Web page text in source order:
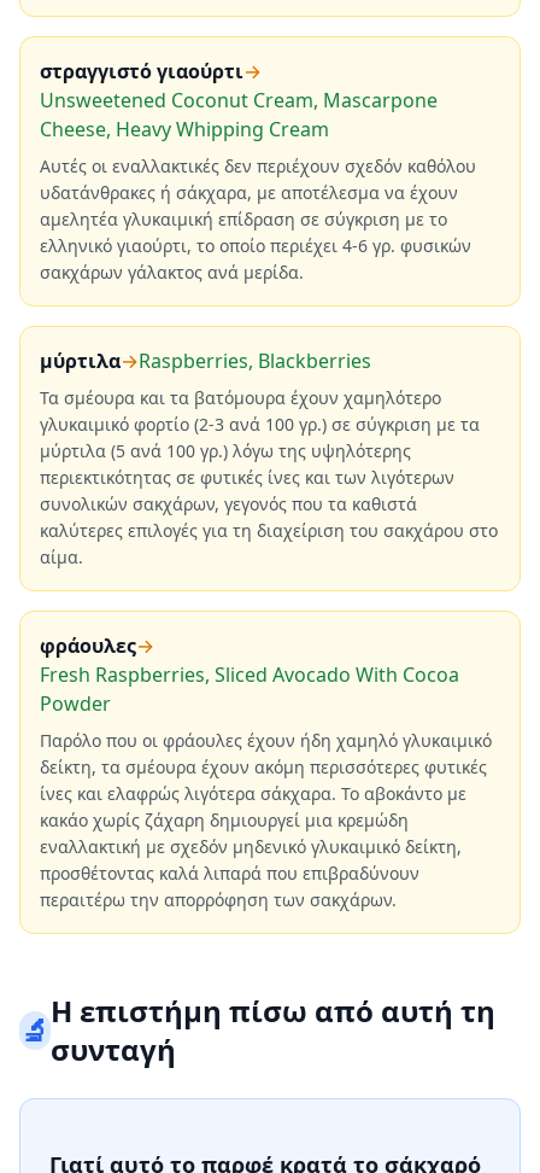
στραγγιστό γιαούρτι→
Unsweetened Coconut Cream, Mascarpone
Cheese, Heavy Whipping Cream
Αυτές οι εναλλακτικές δεν περιέχουν σχεδόν καθόλου
υδατάνθρακες ή σάκχαρα, με αποτέλεσμα να έχουν
αμελητέα γλυκαιμική επίδραση σε σύγκριση με το
ελληνικό γιαούρτι, το οποίο περιέχει 4-6 γρ. φυσικών
σακχάρων γάλακτος ανά μερίδα.
μύρτιλα→Raspberries, Blackberries
Τα σμέουρα και τα βατόμουρα έχουν χαμηλότερο
γλυκαιμικό φορτίο (2-3 ανά 100 γρ.) σε σύγκριση με τα
μύρτιλα (5 ανά 100 γρ.) λόγω της υψηλότερης
περιεκτικότητας σε φυτικές ίνες και των λιγότερων
συνολικών σακχάρων, γεγονός που τα καθιστά
καλύτερες επιλογές για τη διαχείριση του σακχάρου στο
αίμα.
φράουλες→
Fresh Raspberries, Sliced Avocado With Cocoa
Powder
Παρόλο που οι φράουλες έχουν ήδη χαμηλό γλυκαιμικό
δείκτη, τα σμέουρα έχουν ακόμη περισσότερες φυτικές
ίνες και ελαφρώς λιγότερα σάκχαρα. Το αβοκάντο με
κακάο χωρίς ζάχαρη δημιουργεί μια κρεμώδη
εναλλακτική με σχεδόν μηδενικό γλυκαιμικό δείκτη,
προσθέτοντας καλά λιπαρά που επιβραδύνουν
περαιτέρω την απορρόφηση των σακχάρων.
🔬Η επιστήμη πίσω από αυτή τη
συνταγή
Γιατί αυτό το παρφέ κρατά το σάκχαρό